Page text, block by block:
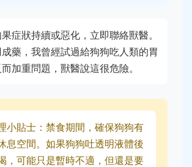
症狀持續或惡化，立即聯絡獸醫。
藥，我曾經試過給狗狗吃人類的胃
加重問題，獸醫說這很危險。
小貼士：禁食期間，確保狗狗有
息空間。如果狗狗吐透明液體後
，可能只是暫時不適，但還是要